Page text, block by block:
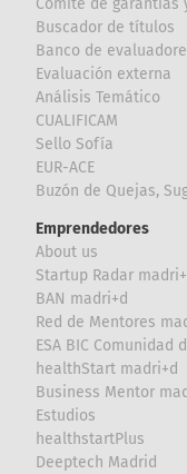
Comité de garantías
Buscador de títulos
Banco de
Evaluación externa
Análisis Temático
CUALIFICAM
Sello Sofía
EUR-ACE
Buzón de Quejas,
Emprendedores
About us
Startup Radar
BAN madri+d
Red de Mentores
ESA BIC Comunidad
healthStart madri+d
Business Mentor
Estudios
healthstartPlus
Deeptech Madrid